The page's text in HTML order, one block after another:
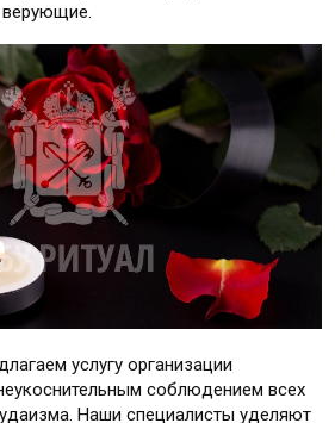
услугу организации
соблюдением всех
Наши специалисты уделяют